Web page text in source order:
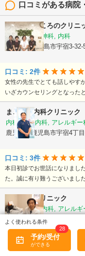
口コミがある病院
スリジエこころのクリニ
心療内科, 精神科, 内科
鹿児島県鹿児島市宇宿3-32-
口コミ: 2件
女性の先生でとても話しやす
いざカウンセリングとなった
まごころ内科クリニック
内科, 神経内科, アレルギー
鹿児島県鹿児島市宇宿4丁
口コミ: 3件
本日初診でお世話になりまし
た。誠に有り難うございまし
栃木隆男クリニック
内科, 呼吸器内科, アレルギ
鹿児島県鹿児島市宇宿2-25-
口コミ: 3件
予約/受付
28